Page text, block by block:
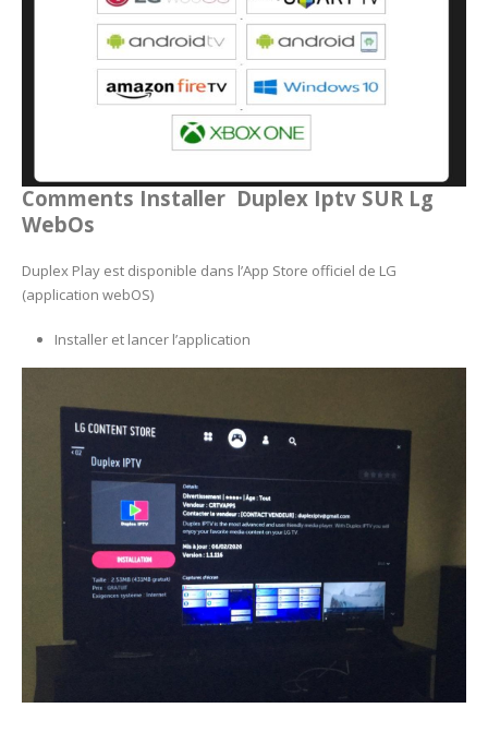
Comments Installer Duplex Iptv SUR Lg
WebOs
Duplex Play est disponible dans l’App Store officiel de LG
(application webOS)
Installer et lancer l’application